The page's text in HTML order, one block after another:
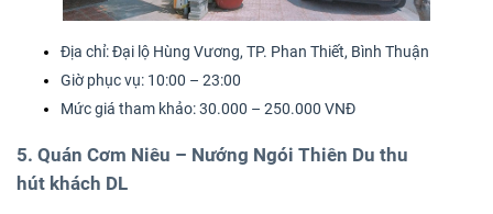
Địa chỉ: Đại lộ Hùng Vương, TP. Phan Thiết, Bình Thuận
Giờ phục vụ: 10:00 – 23:00
Mức giá tham khảo: 30.000 – 250.000 VNĐ
5. Quán Cơm Niêu – Nướng Ngói Thiên Du thu
hút khách DL